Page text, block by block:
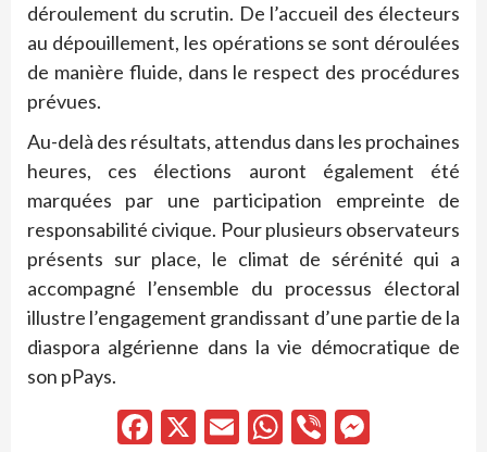
déroulement du scrutin. De l’accueil des électeurs
au dépouillement, les opérations se sont déroulées
de manière fluide, dans le respect des procédures
prévues.
Au-delà des résultats, attendus dans les prochaines
heures, ces élections auront également été
marquées par une participation empreinte de
responsabilité civique. Pour plusieurs observateurs
présents sur place, le climat de sérénité qui a
accompagné l’ensemble du processus électoral
illustre l’engagement grandissant d’une partie de la
diaspora algérienne dans la vie démocratique de
son pPays.
Facebook
X EmailWhatsApp
Viber